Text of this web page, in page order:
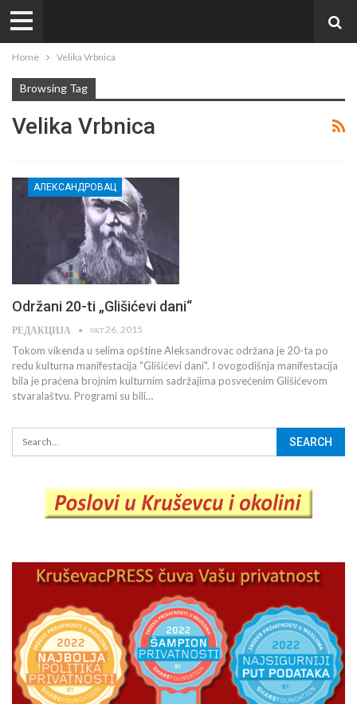
Home Velika Vrbnica
Browsing Tag
Velika Vrbnica
АЛЕКСАНДРОВАЦ
Održani 20-ti „Glišićevi dani“
РЕДАКЦИЈА окт 26, 2015
Tokom vikenda u selima opštine Aleksandrovac održana je 20-ta po
redu kulturna manifestacija "Glišićevi dani". I ovogodišnja manifestacija
bila je praćena brojnim kulturnim sadržajima posvećenim Glišićevom
stvaralaštvu. Programi su bili…